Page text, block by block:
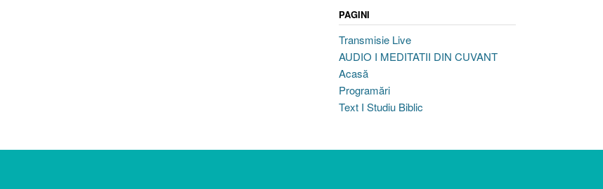
PAGINI
Transmisie Live
AUDIO I MEDITATII DIN CUVANT
Acasă
Programări
Text I Studiu Biblic